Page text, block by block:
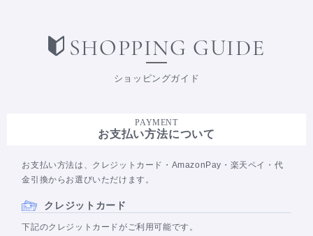
SHOPPING GUIDE
ショッピングガイド
PAYMENT
お支払い方法について
お支払い方法は、クレジットカード・AmazonPay・楽天ペイ・代
金引換からお選びいただけます。
クレジットカード
下記のクレジットカードがご利用可能です。